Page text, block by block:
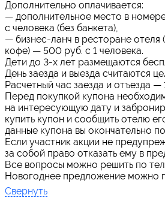
Дополнительно оплачивается:
— дополнительное место в
с человека (без банкета),
— бизнес-ланч в ресторане
кофе) — 500 руб. с 1 человека.
Дети до 3-х лет размещаются
День заезда и выезда считаются
Расчетный час заезда и отъезда —
Перед покупкой купона
на интересующую дату и
купить купон и сообщить отелю
данные купона вы окончательно
Если участник акции не
за собой право отказать ему в
Все вопросы можно решить по
Новогоднее предложение можно
Свернуть